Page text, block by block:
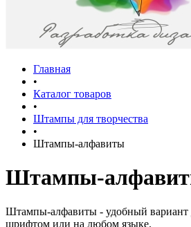
Главная
•
Каталог товаров
•
Штампы для творчества
•
Штампы-алфавиты
Штампы-
Штампы-алфавиты - удобный вариант
шрифтом или на любом языке.